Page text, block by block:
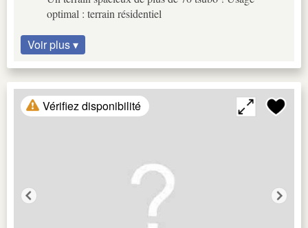
optimal : terrain résidentiel
Voir plus ▾
Vérifiez disponibilité